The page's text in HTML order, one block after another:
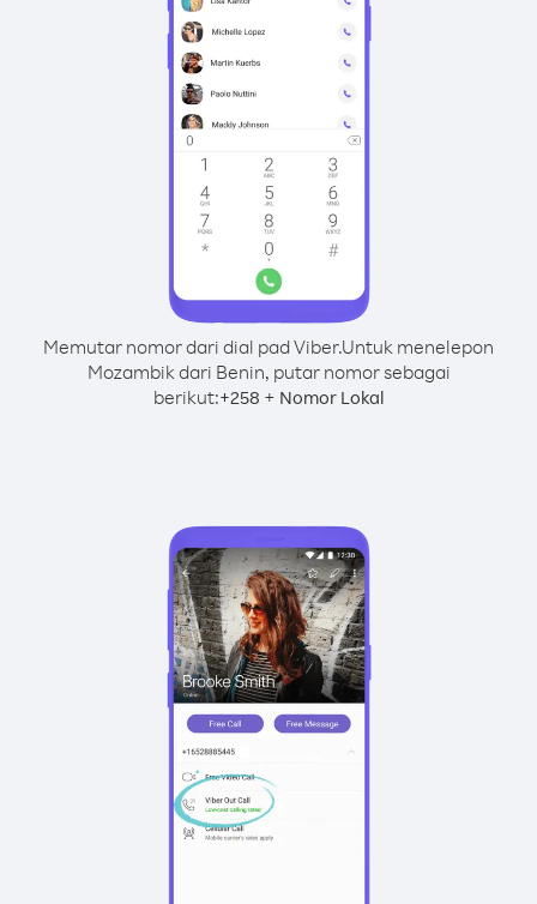
Memutar nomor dari dial pad Viber.Untuk menelepon
Mozambik dari Benin, putar nomor sebagai
berikut:+258 + Nomor Lokal